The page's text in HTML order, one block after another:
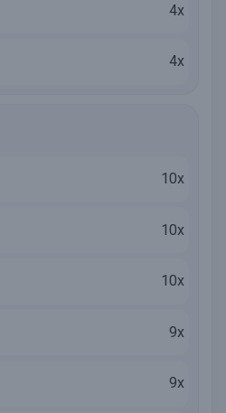
4x
4x
10x
10x
10x
9x
9x